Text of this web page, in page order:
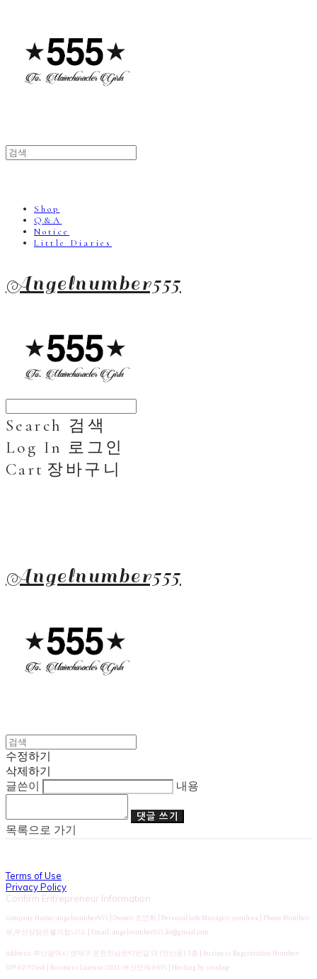
Shop
Q&A
Notice
Little Diaries
Angelnumber555
Search 검색
Log In 로그인
Cart 장바구니
Angelnumber555
수정하기
삭제하기
글쓴이
내용
댓글 쓰기
목록으로 가기
Terms of Use
Privacy Policy
Confirm Entrepreneur Information
Company Name: angelnumber555 | Owner: 조연화 | Personal Info Manager: yeonhwa | Phone Number:
유,무선상담은불가합니다. | Email: angelnumber555.kr@gmail.com
Address: 부산광역시 연제구 온천천남로92번길 53 (연산동) 3층 | Business Registration Number:
509-02-97568 | Business License:2021-부산연제-0435 | Hosting by sixshop